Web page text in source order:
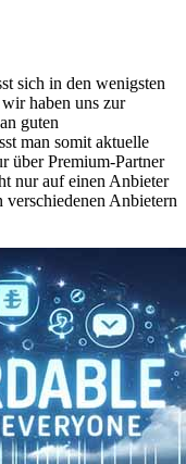
sich in den wenigsten
haben uns zur
guten
man somit aktuelle
über Premium-Partner
nur auf einen Anbieter
Anbietern